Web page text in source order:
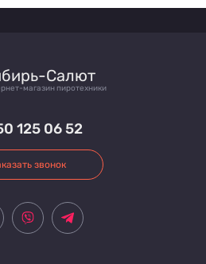
Салют
магазин пиротехники
125 06 52
звонок